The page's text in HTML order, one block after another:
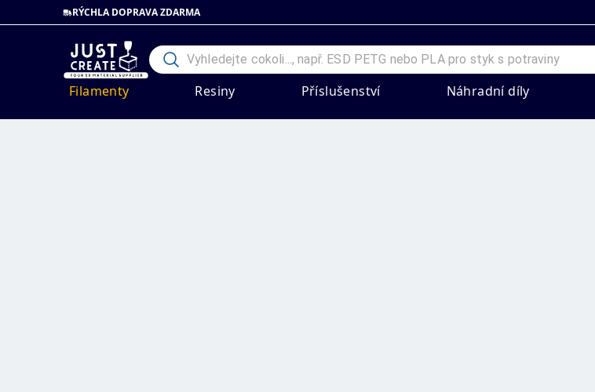
RÝCHLA DOPRAVA ZDARMA
Filamenty Resiny Příslušenství Náhradní díly